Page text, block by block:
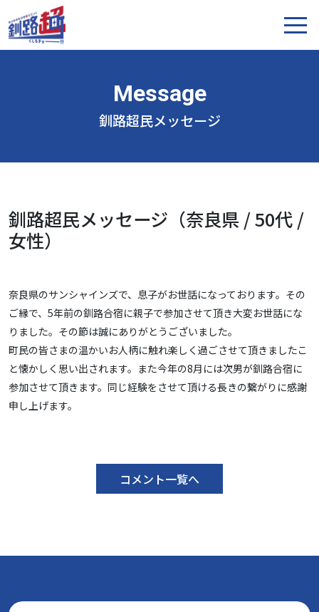
釧路超民メッセージ
釧路超民メッセージ（奈良県 / 50代 /
女性）
奈良県のサンシャインズで、息子がお世話になっております。その
ご縁で、5年前の釧路合宿に親子で参加させて頂き大変お世話にな
りました。その節は誠にありがとうございました。
町民の皆さまの温かいお人柄に触れ楽しく過ごさせて頂きましたこ
と懐かしく思い出されます。また今年の8月には次男が釧路合宿に
参加させて頂きます。同じ経験をさせて頂ける長きの繋がりに感謝
申し上げます。
コメント一覧へ